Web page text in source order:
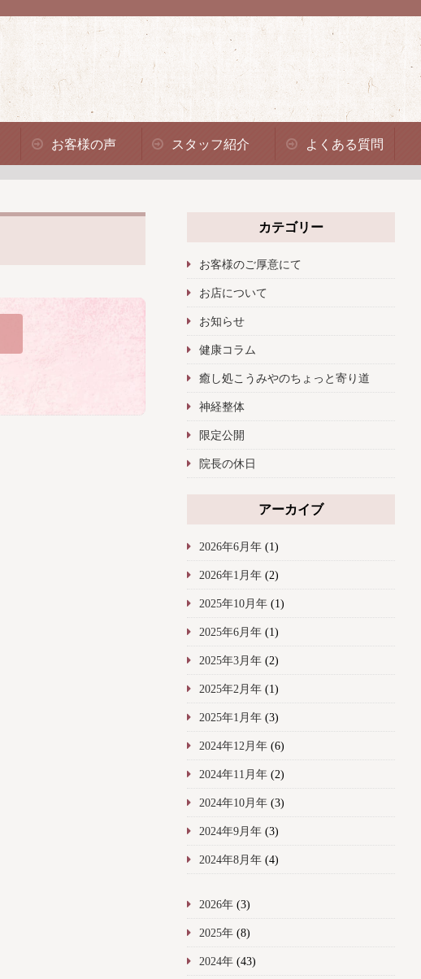
お客様の声 スタッフ紹介 よくある質問
カテゴリー
お客様のご厚意にて
お店について
お知らせ
健康コラム
癒し処こうみやのちょっと寄り道
神経整体
限定公開
院長の休日
アーカイブ
2026年6月年(1)
2026年1月年(2)
2025年10月年(1)
2025年6月年(1)
2025年3月年(2)
2025年2月年(1)
2025年1月年(3)
2024年12月年(6)
2024年11月年(2)
2024年10月年(3)
2024年9月年(3)
2024年8月年(4)
2026年(3)
2025年(8)
2024年(43)